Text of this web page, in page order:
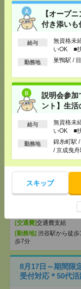
【オープ
付き添いも
給与
無資格未
いOK ■
以上
勤務地 巣鴨駅 /
説明会参加
ント】生
給与
無資格未
いOK ■
以上
勤務地
錦糸町駅
/ 京成曳舟
スキップ
説明会参加で全
活のお手伝い[派
[給 与]無資格未経験
OK ■扶養内OK ■日収
[交通費] 交通費全額支給
成曳舟駅/…
*人気の官公庁*保
下！＊50代活躍中
時給1700円＋交
[交通費]※交通費別途支
九段下駅から徒
分
9月開始！大手放
事務@渋谷＊50
時給1750円＋交
[交通費]交通費支給
[勤務地] 渋谷駅から徒歩
歩7分
8月17日～期間限
受付対応＊50代